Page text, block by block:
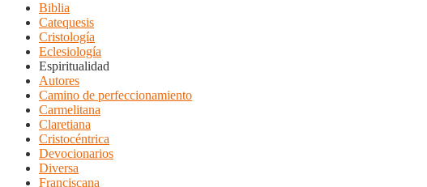
Biblia
Catequesis
Cristología
Eclesiología
Espiritualidad
Autores
Camino de perfeccionamiento
Carmelitana
Claretiana
Cristocéntrica
Devocionarios
Diversa
Franciscana